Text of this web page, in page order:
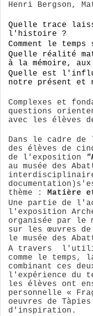
Henri Bergson,
Quelle trace
l'histoire ?
Comment le
Quelle réalité
à la mémoire,
Quelle est
notre présent et
Complexes et
questions
avec les élèves
Dans le cadre
des élèves de
de l'exposition
au musée des
thème :
Matière
Une partie de
l'exposition
organisée par le
sur les œuvres de
le musée des
A travers
comme le
combinant ces
l'expérience du
les élèves ont
personnelle «
oeuvres de Tà
d'inspiration.